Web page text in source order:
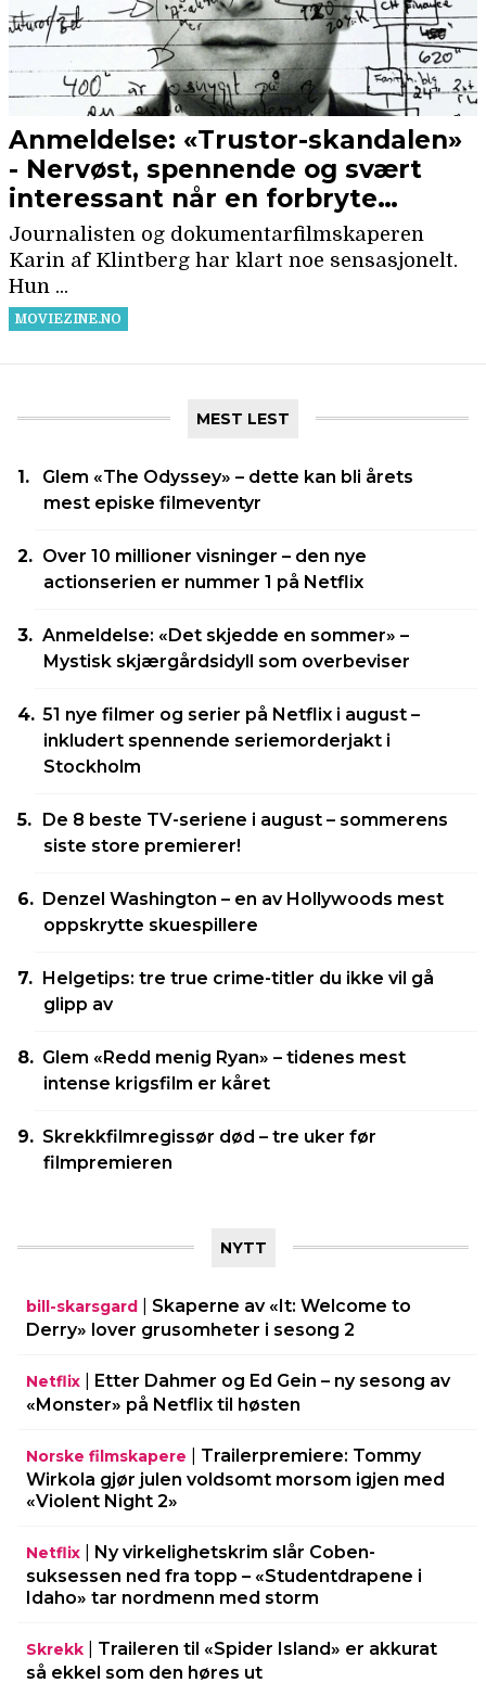
MEST LEST
Glem «The Odyssey» – dette kan bli årets
mest episke filmeventyr
Over 10 millioner visninger – den nye
actionserien er nummer 1 på Netflix
Anmeldelse: «Det skjedde en sommer» –
Mystisk skjærgårdsidyll som overbeviser
51 nye filmer og serier på Netflix i august –
inkludert spennende seriemorderjakt i
Stockholm
De 8 beste TV-seriene i august – sommerens
siste store premierer!
Denzel Washington – en av Hollywoods mest
oppskrytte skuespillere
Helgetips: tre true crime-titler du ikke vil gå
glipp av
Glem «Redd menig Ryan» – tidenes mest
intense krigsfilm er kåret
Skrekkfilmregissør død – tre uker før
filmpremieren
NYTT
bill-skarsgard
Skaperne av «It: Welcome to
Derry» lover grusomheter i sesong 2
Netflix
Etter Dahmer og Ed Gein – ny sesong av
«Monster» på Netflix til høsten
Norske filmskapere
Trailerpremiere: Tommy
Wirkola gjør julen voldsomt morsom igjen med
«Violent Night 2»
Netflix
Ny virkelighetskrim slår Coben-
suksessen ned fra topp – «Studentdrapene i
Idaho» tar nordmenn med storm
Skrekk
Traileren til «Spider Island» er akkurat
så ekkel som den høres ut